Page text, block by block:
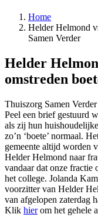
Home
Helder Helmond
Samen Verder
Helder
omstreden
Thuiszorg Samen
Peel een brief gestuurd
als zij hun
zo’n ‘boete’ normaal.
gemeente altijd worden
Helder Helmond naar
vandaar dat onze fractie
het college. Jolanda
voorzitter van Helder
van afgelopen zaterdag
Klik hierom het gehele